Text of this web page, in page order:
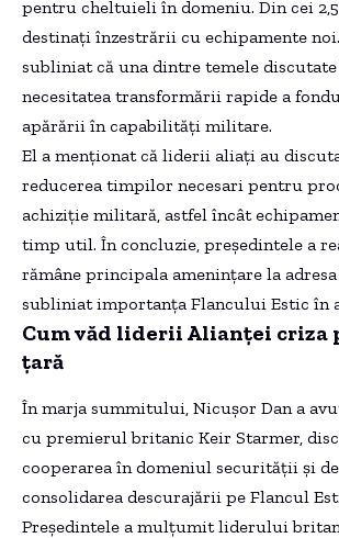
pentru cheltuieli în domeniu. Din cei
destinați înzestrării cu echipamente
subliniat că una dintre temele
necesitatea transformării rapide a
apărării în capabilități militare.
El a menționat că liderii aliați au
reducerea timpilor necesari pentru
achiziție militară, astfel încât
timp util. În concluzie, președintele a
rămâne principala amenințare la adresa
subliniat importanța Flancului Estic în
Cum văd liderii Alianței criza
țară
În marja summitului, Nicușor Dan a
cu premierul britanic Keir Starmer,
cooperarea în domeniul securității și
consolidarea descurajării pe Flancul
Președintele a mulțumit liderului